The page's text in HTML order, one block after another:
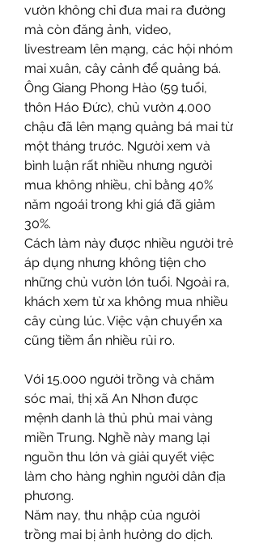
vườn không chỉ đưa mai ra đường
mà còn đăng ảnh, video,
livestream lên mạng, các hội nhóm
mai xuân, cây cảnh để quảng bá.
Ông Giang Phong Hào (59 tuổi,
thôn Háo Đức), chủ vườn 4.000
chậu đã lên mạng quảng bá mai từ
một tháng trước. Người xem và
bình luận rất nhiều nhưng người
mua không nhiều, chỉ bằng 40%
năm ngoái trong khi giá đã giảm
30%.
Cách làm này được nhiều người trẻ
áp dụng nhưng không tiện cho
những chủ vườn lớn tuổi. Ngoài ra,
khách xem từ xa không mua nhiều
cây cùng lúc. Việc vận chuyển xa
cũng tiềm ẩn nhiều rủi ro.
Với 15.000 người trồng và chăm
sóc mai, thị xã An Nhơn được
mệnh danh là thủ phủ mai vàng
miền Trung. Nghề này mang lại
nguồn thu lớn và giải quyết việc
làm cho hàng nghìn người dân địa
phương.
Năm nay, thu nhập của người
trồng mai bị ảnh hưởng do dịch.